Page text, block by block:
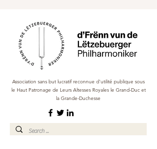
Association sans but lucratif reconnue d'utilité publique sous
le Haut Patronage de Leurs Altesses Royales le Grand-Duc et
la Grande-Duchesse